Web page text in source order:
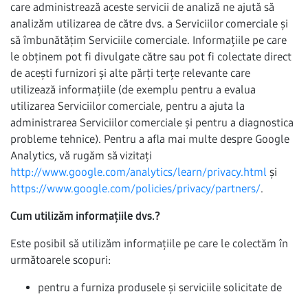
care administrează aceste servicii de analiză ne ajută să
analizăm utilizarea de către dvs. a Serviciilor comerciale și
să îmbunătățim Serviciile comerciale. Informațiile pe care
le obținem pot fi divulgate către sau pot fi colectate direct
de acești furnizori și alte părți terțe relevante care
utilizează informațiile (de exemplu pentru a evalua
utilizarea Serviciilor comerciale, pentru a ajuta la
administrarea Serviciilor comerciale și pentru a diagnostica
probleme tehnice). Pentru a afla mai multe despre Google
Analytics, vă rugăm să vizitați
http://www.google.com/analytics/learn/privacy.html și
https://www.google.com/policies/privacy/partners/.
Cum utilizăm informațiile dvs.?
Este posibil să utilizăm informațiile pe care le colectăm în
următoarele scopuri:
pentru a furniza produsele și serviciile solicitate de